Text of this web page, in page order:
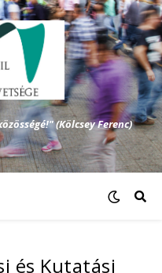
(Kölcsey Ferenc)
és Kutatási